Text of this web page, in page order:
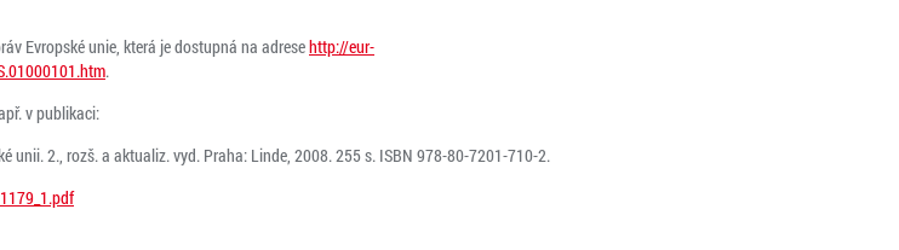
Evropské unie, která je dostupná na adresehttp://eur-
.
v publikaci:
unii. 2., rozš. a aktualiz. vyd. Praha: Linde, 2008. 255 s. ISBN 978-80-7201-710-2.